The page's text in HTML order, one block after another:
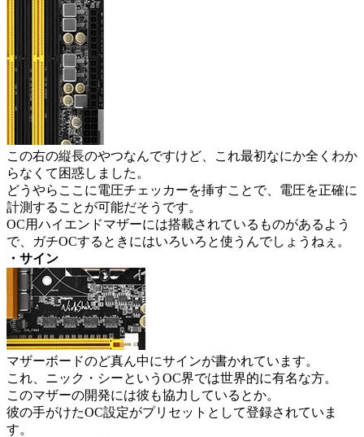
この右の縦長のやつなんですけど、これ最初なにか全くわか
らなくて困惑しました。
どうやらここに電圧チェッカーを挿すことで、電圧を正確に
計測することが可能だそうです。
OC用ハイエンドマザーには搭載されているものがあるよう
で、ガチOCするときにはいろいろと使うんでしょうねぇ。
・サイン
マザーボードのど真ん中にサインが書かれています。
これ、ニック・シーというOC界では世界的に有名な方。
このマザーの開発には彼も協力しているとか。
彼の手がけたOC設定がプリセットとして登録されていま
す。